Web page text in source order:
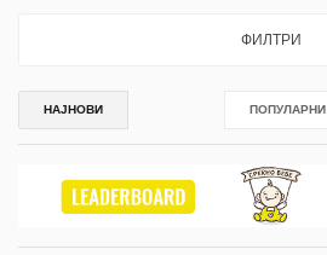
ФИЛТРИ
НАЈНОВИ ПОПУЛАРНИ